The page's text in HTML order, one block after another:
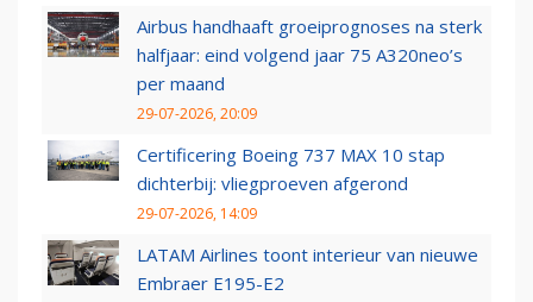
Airbus handhaaft groeiprognoses na sterk
halfjaar: eind volgend jaar 75 A320neo’s
per maand
29-07-2026, 20:09
Certificering Boeing 737 MAX 10 stap
dichterbij: vliegproeven afgerond
29-07-2026, 14:09
LATAM Airlines toont interieur van nieuwe
Embraer E195-E2